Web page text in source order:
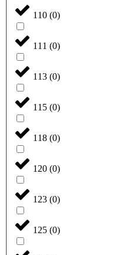
110 (0)
111 (0)
113 (0)
115 (0)
118 (0)
120 (0)
123 (0)
125 (0)